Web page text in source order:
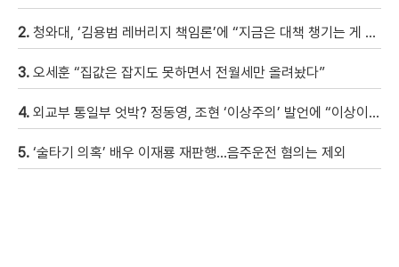
2. 청와대, ‘김용범 레버리지 책임론’에 “지금은 대책 챙기는 게 더 중요”
3. 오세훈 “집값은 잡지도 못하면서 전월세만 올려놨다”
4. 외교부 통일부 엇박? 정동영, 조현 ‘이상주의’ 발언에 “이상이 있어야 현실 바꿔” 반박
5. ‘술타기 의혹’ 배우 이재룡 재판행…음주운전 혐의는 제외